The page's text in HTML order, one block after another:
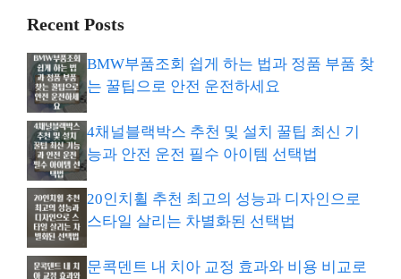
Recent Posts
BMW부품조회 쉽게 하는 법과 정품 부품 찾
는 꿀팁으로 안전 운전하세요
4채널블랙박스 추천 및 설치 꿀팁 최신 기
능과 안전 운전 필수 아이템 선택법
20인치휠 추천 최고의 성능과 디자인으로
스타일 살리는 차별화된 선택법
문콕덴트 내 치아 교정 효과와 비용 비교로